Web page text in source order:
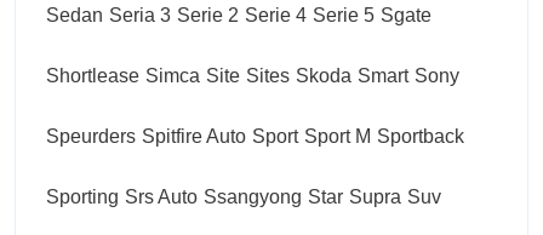
Sedan Seria 3 Serie 2 Serie 4 Serie 5 Sgate
Shortlease Simca Site Sites Skoda Smart Sony
Speurders Spitfire Auto Sport Sport M Sportback
Sporting Srs Auto Ssangyong Star Supra Suv